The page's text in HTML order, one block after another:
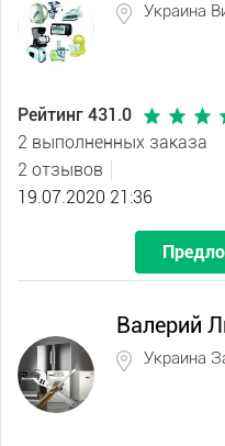
Украина
Рейтинг 431.0
2 выполненных заказа
2 отзывов
19.07.2020 21:36
Валерий
Украина